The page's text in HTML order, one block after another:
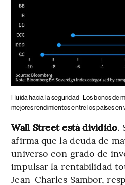
Huida hacia la seguridad | Los bonos de
mejores rendimientos entre los países en
Wall Street está dividido.
afirma que la deuda de
universo con grado de
impulsar la rentabilidad
Jean-Charles Sambor,